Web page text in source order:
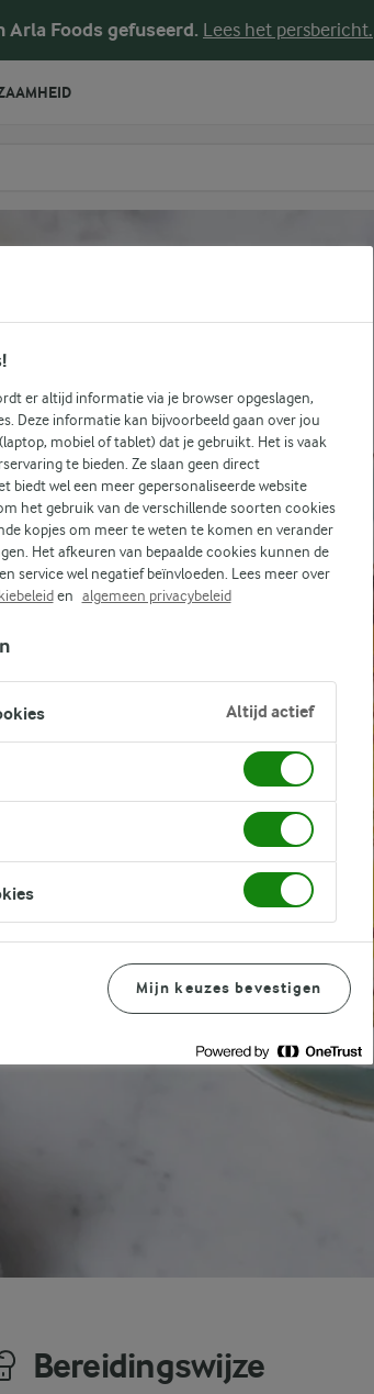
Arla Foods gefuseerd. Lees het persbericht.
Bereidingswijze
er altijd informatie via je browser opgeslagen,
Deze informatie kan bijvoorbeeld gaan over jou
mobiel of tablet) dat je gebruikt. Het is vaak
te bieden. Ze slaan geen direct
biedt wel een meer gepersonaliseerde website
het gebruik van de verschillende soorten cookies
kopjes om meer te weten te komen en verander
Het afkeuren van bepaalde cookies kunnen de
service wel negatief beïnvloeden. Lees meer over
en algemeen privacybeleid
Altijd actief
Mijn keuzes bevestigen